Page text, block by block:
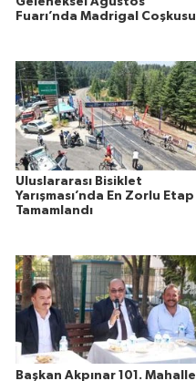
Fuarı’nda Madrigal Coşkusu
Uluslararası Bisiklet
Yarışması’nda En Zorlu Etap
Tamamlandı
Başkan Akpınar 101. Mahalle